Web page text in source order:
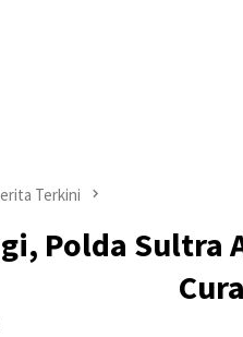
Terkini
Polda Sultra